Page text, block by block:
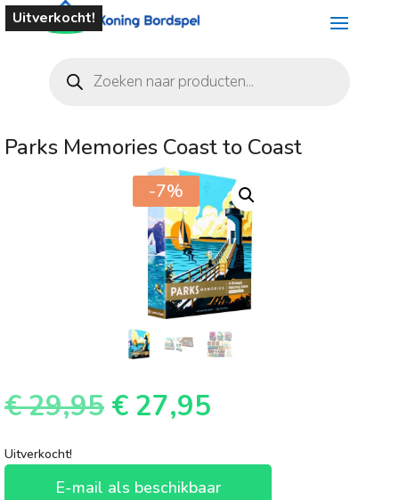
zoeken
Uitverkocht!
Parks Memories Coast to Coast
-7%
€29,95 Oorspronkelijke
prijs
€ 29,95.
€ 27,95
€ 27,95.
Uitverkocht!
E-mail als beschikbaar